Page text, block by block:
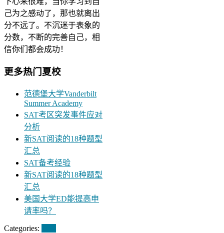
己为之感动了，那也就离出
分不远了。不沉迷于表象的
分数，不断的完善自己，相
信你们都会成功！
更多热门夏校
范德堡大学Vanderbilt
Summer Academy
SAT考区突发事件应对
分析
新SAT阅读的18种题型
汇总
SAT备考经验
新SAT阅读的18种题型
汇总
美国大学ED能提高申
请率吗？
Categories: